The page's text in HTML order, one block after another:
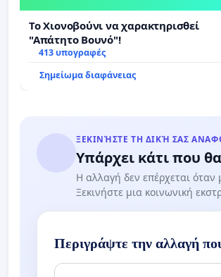
Το Χιονοβούνι να χαρακτηρισθεί
"Απάτητο Βουνό"!
413 υπογραφές
Σημείωμα διαφάνειας
ΞΕΚΙΝΉΣΤΕ ΤΗ ΔΙΚΉ ΣΑΣ
Υπάρχει κάτι που
Η αλλαγή δεν επέρχεται όταν
Ξεκινήστε μια κοινωνική
Περιγράψτε την αλλαγή